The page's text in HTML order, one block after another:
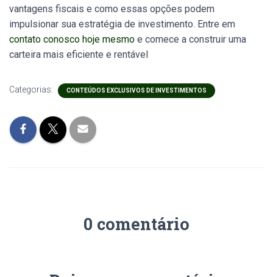
vantagens fiscais e como essas opções podem
impulsionar sua estratégia de investimento. Entre em
contato conosco hoje mesmo e comece a construir uma
carteira mais eficiente e rentável
Categorias: CONTEÚDOS EXCLUSIVOS DE INVESTIMENTOS
0 comentário